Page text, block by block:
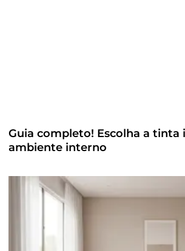
Guia completo! Escolha a tinta
ambiente interno